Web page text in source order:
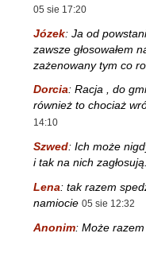
05 sie 17:20
Józek: Ja od
zawsze głosowałem
zażenowany tym co
Dorcia: Racja , do
również to chociaż
14:10
Szwed: Ich może
i tak na nich
Lena: tak razem
namiocie 05 sie 12:32
Anonim: Może